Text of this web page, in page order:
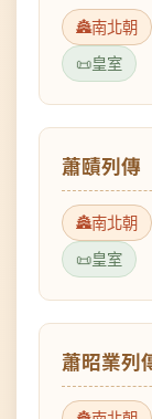
皇室
蕭賾列傳
南北朝
皇室
蕭昭業列
南北朝
皇室